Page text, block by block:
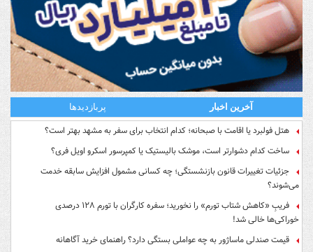
آخرین اخبار پربازدیدها
هتل فولبرد یا اقامت با صبحانه؛ کدام انتخاب برای سفر به مشهد بهتر است؟
ساخت کدام دشوارتر است، موشک بالیستیک یا کمپرسور اسکرو اویل فری؟
جزئیات تغییرات قانون بازنشستگی؛ چه کسانی مشمول افزایش سابقه خدمت
می‌شوند؟
فریبِ «کاهش شتاب تورم» را نخورید؛ سفره کارگران با تورم ۱۲۸ درصدی
خوراکی‌ها خالی شد!
قیمت صندلی ماساژور به چه عواملی بستگی دارد؟ راهنمای خرید آگاهانه